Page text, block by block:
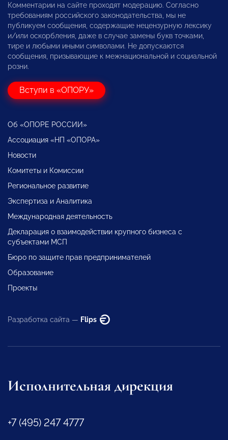
Комментарии на сайте проходят модерацию. Согласно
требованиям российского законодательства, мы не
публикуем сообщения, содержащие нецензурную лексику
и/или оскорбления, даже в случае замены букв точками,
тире и любыми иными символами. Не допускаются
сообщения, призывающие к межнациональной и социальной
розни.
Вступи в «ОПОРУ»
Об «ОПОРЕ РОССИИ»
Ассоциация «НП «ОПОРА»
Новости
Комитеты и Комиссии
Региональное развитие
Экспертиза и Аналитика
Международная деятельность
Декларация о взаимодействии крупного бизнеса с
субъектами МСП
Бюро по защите прав предпринимателей
Образование
Проекты
Разработка сайта — Flips
Исполнительная дирекция
+7 (495) 247 4777